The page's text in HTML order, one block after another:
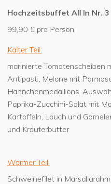
Hochzeitsbuffet All In Nr. 3
99,90 € pro Person
Kalter Teil:
marinierte Tomatenscheiben
Antipasti, Melone mit
Hähnchenmedallions,
Paprika-Zucchini-Salat mit
Kartoffeln, Lauch und
und Kräuterbutter
Warmer Teil:
Schweinefilet in